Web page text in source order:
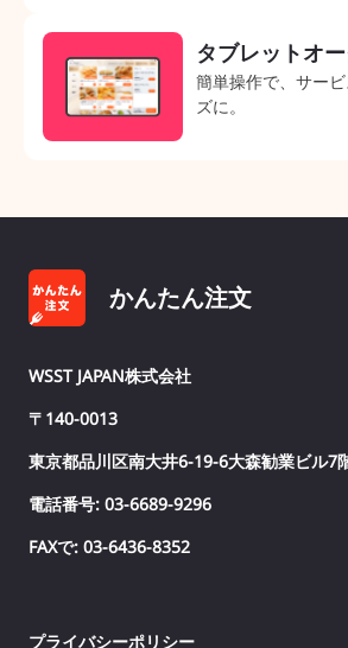
タブレットオ
簡単操作で、サー
ズに。
かんたん注文
WSST JAPAN株式会社
〒140-0013
東京都品川区南大井6-19-6大森勧業ビル7
電話番号: 03-6689-9296
FAXで: 03-6436-8352
プライバシーポリシー